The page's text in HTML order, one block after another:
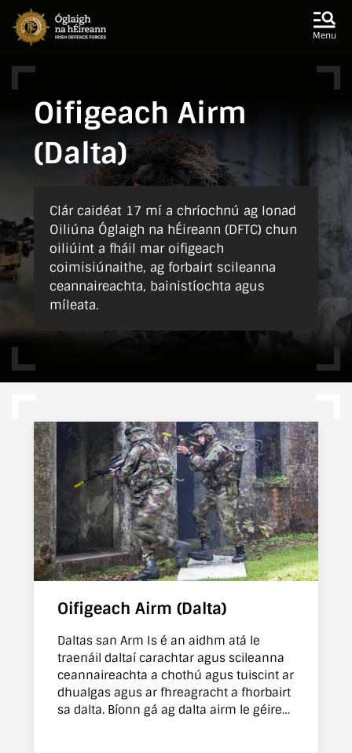
Skip to main content
Menu
Oifigeach Airm
(Dalta)
Clár caidéat 17 mí a chríochnú ag Ionad
Oiliúna Óglaigh na hÉireann (DFTC) chun
oiliúint a fháil mar oifigeach
coimisiúnaithe, ag forbairt scileanna
ceannaireachta, bainistíochta agus
míleata.
Oifigeach Airm (Dalta)
Daltas san Arm Is é an aidhm atá le
traenáil daltaí carachtar agus scileanna
ceannaireachta a chothú agus tuiscint ar
dhualgas agus ar fhreagracht a fhorbairt
sa dalta. Bíonn gá ag dalta airm le géire